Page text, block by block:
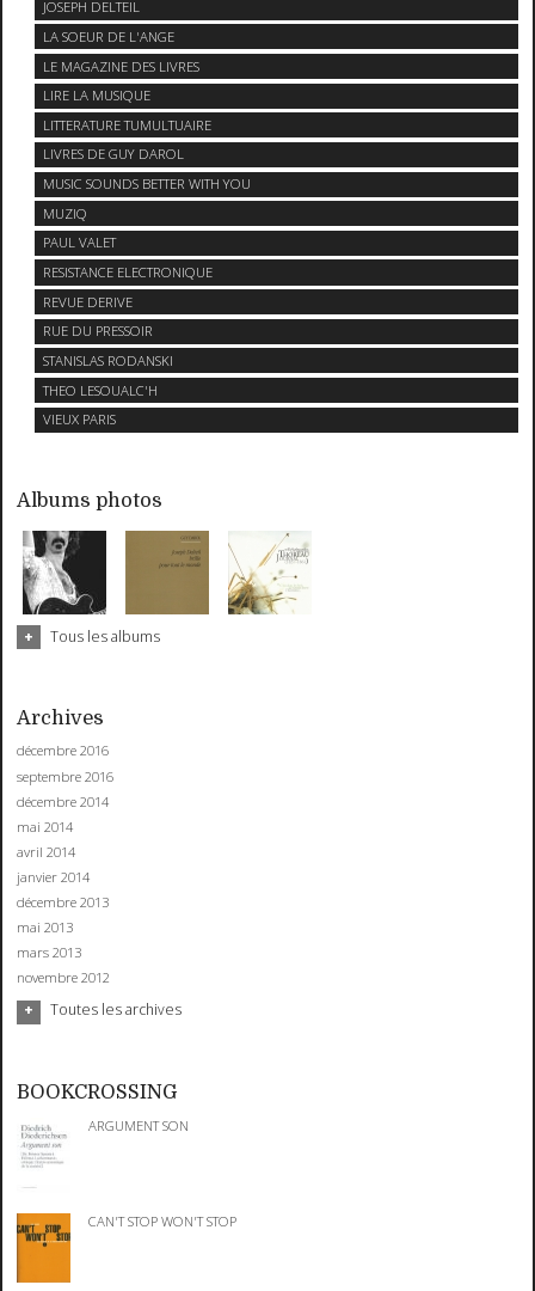
JOSEPH DELTEIL
LA SOEUR DE L'ANGE
LE MAGAZINE DES LIVRES
LIRE LA MUSIQUE
LITTERATURE TUMULTUAIRE
LIVRES DE GUY DAROL
MUSIC SOUNDS BETTER WITH YOU
MUZIQ
PAUL VALET
RESISTANCE ELECTRONIQUE
REVUE DERIVE
RUE DU PRESSOIR
STANISLAS RODANSKI
THEO LESOUALC'H
VIEUX PARIS
Albums photos
Tous les albums
Archives
décembre 2016
septembre 2016
décembre 2014
mai 2014
avril 2014
janvier 2014
décembre 2013
mai 2013
mars 2013
novembre 2012
Toutes les archives
BOOKCROSSING
ARGUMENT SON
CAN'T STOP WON'T STOP